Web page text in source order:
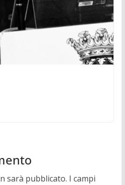
sarà pubblicato. I campi